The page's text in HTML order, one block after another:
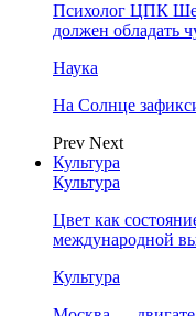
Психолог ЦПК
должен обладать
Наука
На Солнце
Prev Next
Культура
Культура
Цвет как
международной
Культура